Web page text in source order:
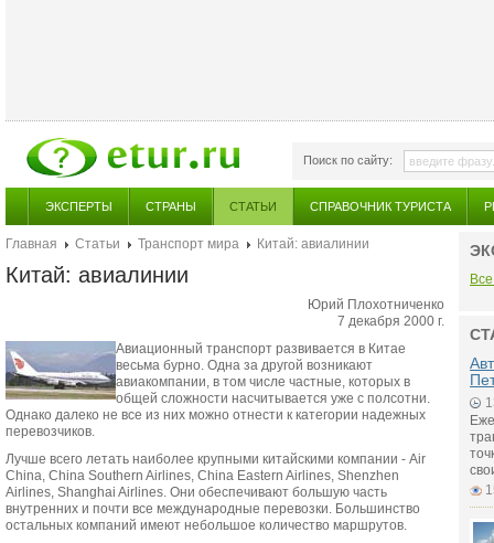
Поиск по сайту:
ЭКСПЕРТЫ СТРАНЫ СТАТЬИ СПРАВОЧНИК ТУРИСТА
Главная Статьи Транспорт мира Китай: авиалинии
Китай: авиалинии
Юрий Плохотниченко
7 декабря 2000 г.
Авиационный транспорт развивается в Китае
весьма бурно. Одна за другой возникают
авиакомпании, в том числе частные, которых в
общей сложности насчитывается уже с полсотни.
Однако далеко не все из них можно отнести к категории надежных
перевозчиков.
Лучше всего летать наиболее крупными китайскими компании - Air
China, China Southern Airlines, China Eastern Airlines, Shenzhen
Airlines, Shanghai Airlines. Они обеспечивают большую часть
внутренних и почти все международные перевозки. Большинство
остальных компаний имеют небольшое количество маршрутов.